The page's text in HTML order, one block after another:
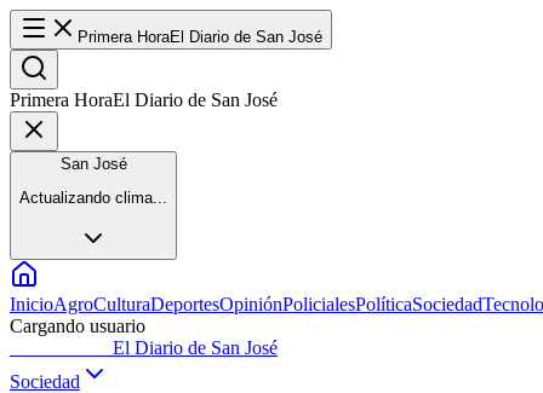
Primera HoraEl Diario de San José
Primera HoraEl Diario de San José
San José
Actualizando clima...
InicioAgroCulturaDeportesOpiniónPolicialesPolíticaSociedad
Cargando usuario
El Diario de San José
Sociedad